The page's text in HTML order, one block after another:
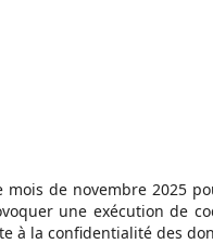
de novembre 2025
une exécution de
à la confidentialité des